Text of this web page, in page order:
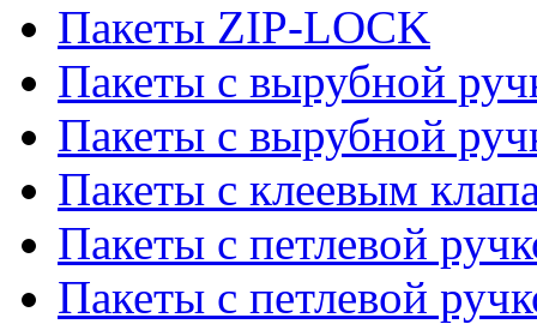
Пакеты ZIP-LOCK
Пакеты с вырубной
Пакеты с вырубной
Пакеты с клеевым
Пакеты с петлевой
Пакеты с петлевой